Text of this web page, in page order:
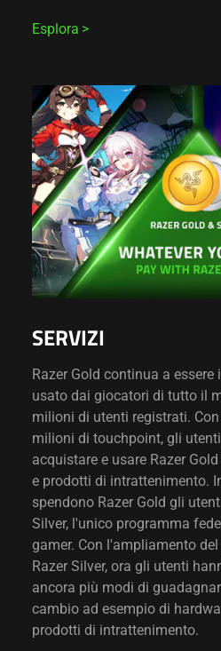
Esplora
SERVIZI
Razer Gold continua a
usato dai giocatori di tutto il
milioni di utenti registrati.
milioni di touchpoint, gli
acquistare e usare Razer
e prodotti di intrattenimento.
spendono Razer Gold gli
Silver, l'unico programma
gamer. Con l'ampliamento
Razer Silver, ora gli utenti
ancora più modi di
cambio ad esempio di
prodotti di intrattenimento.